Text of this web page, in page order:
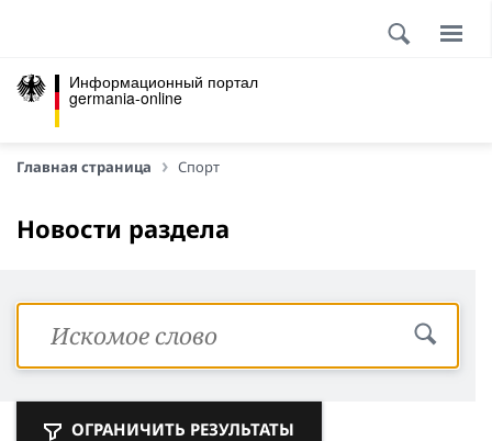
Информационный портал
germania-online
Главная страница Спорт
Новости раздела
ОГРАНИЧИТЬ РЕЗУЛЬТАТЫ